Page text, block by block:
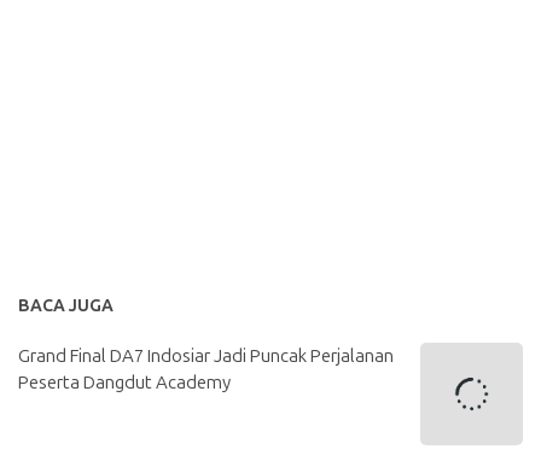
BACA JUGA
Grand Final DA7 Indosiar Jadi Puncak Perjalanan
Peserta Dangdut Academy